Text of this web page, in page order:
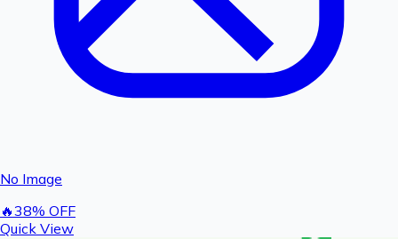
No Image
🔥38% OFF
Quick View